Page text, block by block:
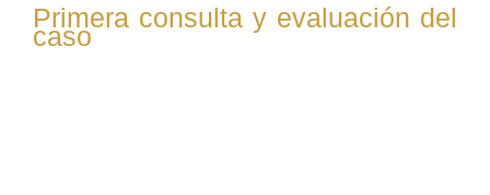
Primera consulta y evaluación del
caso